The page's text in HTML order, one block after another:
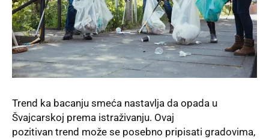
Trend ka bacanju smeća nastavlja da opada u
Švajcarskoj prema istraživanju. Ovaj
pozitivan trend može se posebno pripisati gradovima,